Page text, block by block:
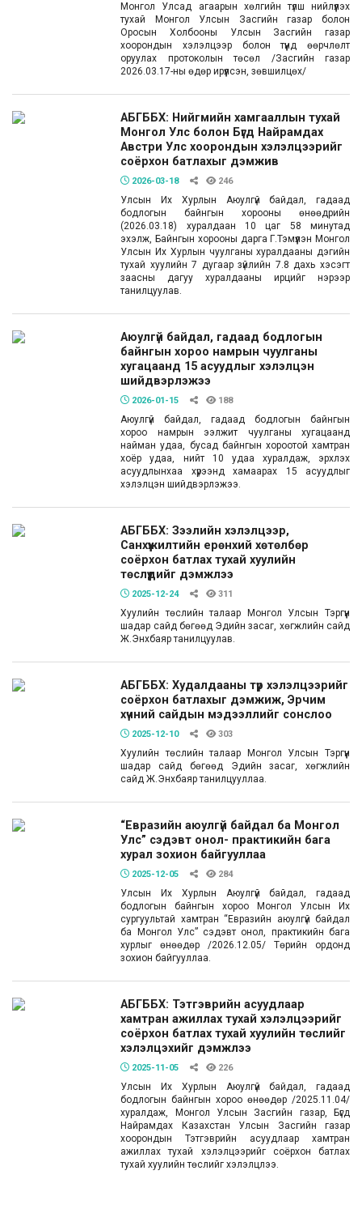
Монгол Улсад агаарын хөлгийн түлш нийлүүлэх
тухай Монгол Улсын Засгийн газар болон
Оросын Холбооны Улсын Засгийн газар
хоорондын хэлэлцээр болон түүнд өөрчлөлт
оруулах протоколын төсөл /Засгийн газар
2026.03.17-ны өдөр ирүүлсэн, зөвшилцөх/
АБГББХ: Нийгмийн хамгааллын тухай
Монгол Улс болон Бүгд Найрамдах
Австри Улс хоорондын хэлэлцээрийг
соёрхон батлахыг дэмжив
2026-03-18 246
Улсын Их Хурлын Аюулгүй байдал, гадаад
бодлогын байнгын хорооны өнөөдрийн
(2026.03.18) хуралдаан 10 цаг 58 минутад
эхэлж, Байнгын хорооны дарга Г.Тэмүүлэн Монгол
Улсын Их Хурлын чуулганы хуралдааны дэгийн
тухай хуулийн 7 дугаар зүйлийн 7.8 дахь хэсэгт
заасны дагуу хуралдааны ирцийг нэрээр
танилцуулав.
Аюулгүй байдал, гадаад бодлогын
байнгын хороо намрын чуулганы
хугацаанд 15 асуудлыг хэлэлцэн
шийдвэрлэжээ
2026-01-15 188
Аюулгүй байдал, гадаад бодлогын байнгын
хороо намрын ээлжит чуулганы хугацаанд
найман удаа, бусад байнгын хороотой хамтран
хоёр удаа, нийт 10 удаа хуралдаж, эрхлэх
асуудлынхаа хүрээнд хамаарах 15 асуудлыг
хэлэлцэн шийдвэрлэжээ.
АБГББХ: Зээлийн хэлэлцээр,
Санхүүжилтийн ерөнхий хөтөлбөр
соёрхон батлах тухай хуулийн
төслүүдийг дэмжлээ
2025-12-24 311
Хуулийн төслийн талаар Монгол Улсын Тэргүүн
шадар сайд бөгөөд Эдийн засаг, хөгжлийн сайд
Ж.Энхбаяр танилцуулав.
АБГББХ: Худалдааны түр хэлэлцээрийг
соёрхон батлахыг дэмжиж, Эрчим
хүчний сайдын мэдээллийг сонслоо
2025-12-10 303
Хуулийн төслийн талаар Монгол Улсын Тэргүүн
шадар сайд бөгөөд Эдийн засаг, хөгжлийн
сайд Ж.Энхбаяр танилцууллаа.
“Евразийн аюулгүй байдал ба Монгол
Улс” сэдэвт онол- практикийн бага
хурал зохион байгууллаа
2025-12-05 284
Улсын Их Хурлын Аюулгүй байдал, гадаад
бодлогын байнгын хороо Монгол Улсын Их
сургуультай хамтран “Евразийн аюулгүй байдал
ба Монгол Улс” сэдэвт онол, практикийн бага
хурлыг өнөөдөр /2026.12.05/ Төрийн ордонд
зохион байгууллаа.
АБГББХ: Тэтгэврийн асуудлаар
хамтран ажиллах тухай хэлэлцээрийг
соёрхон батлах тухай хуулийн төслийг
хэлэлцэхийг дэмжлээ
2025-11-05 226
Улсын Их Хурлын Аюулгүй байдал, гадаад
бодлогын байнгын хороо өнөөдөр /2025.11.04/
хуралдаж, Монгол Улсын Засгийн газар, Бүгд
Найрамдах Казахстан Улсын Засгийн газар
хоорондын Тэтгэврийн асуудлаар хамтран
ажиллах тухай хэлэлцээрийг соёрхон батлах
тухай хуулийн төслийг хэлэлцлээ.